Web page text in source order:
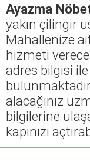
Ayazma
yakın çilingir
Mahallenize
hizmeti
adres bilgisi
alacağınız
bilgilerine
kapınızı